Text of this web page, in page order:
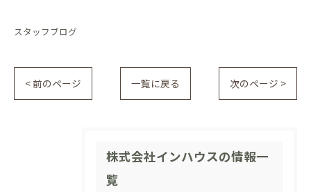
スタッフブログ
< 前のページ 一覧に戻る 次のページ >
株式会社インハウスの情報一
覧